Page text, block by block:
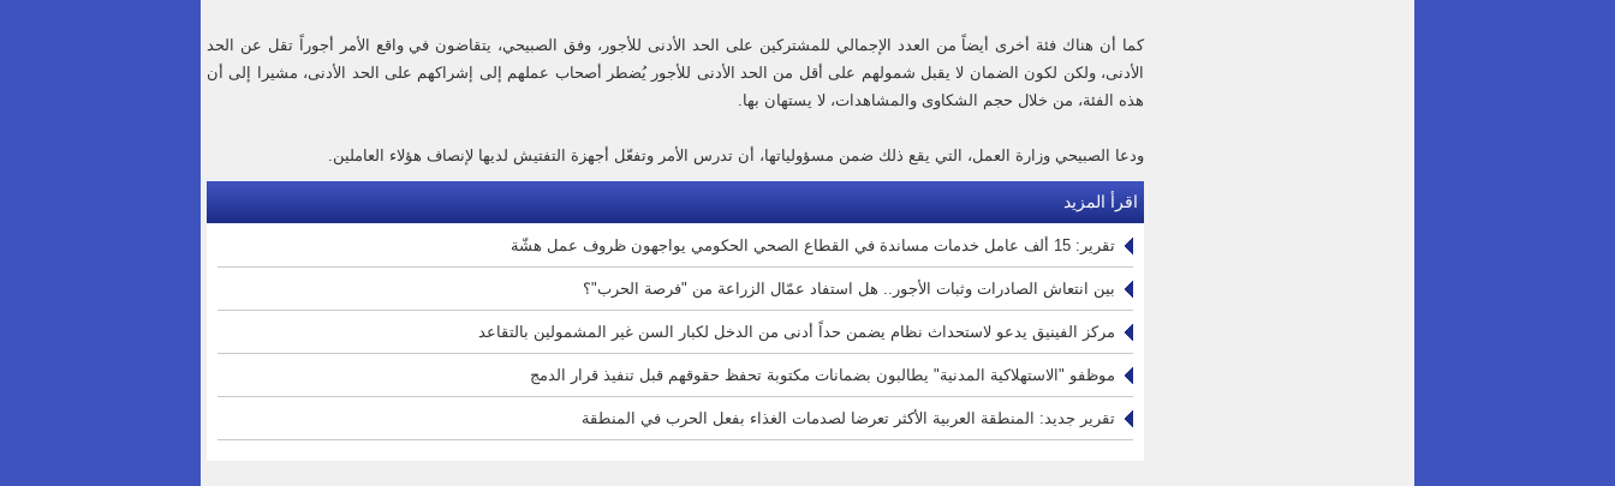
كما أن هناك فئة أخرى أيضاً من العدد الإجمالي للمشتركين على الحد الأدنى للأجور، وفق الصبيحي، يتقاضون في واقع الأمر أجوراً تقل عن الحد
الأدنى، ولكن لكون الضمان لا يقبل شمولهم على أقل من الحد الأدنى للأجور يُضطر أصحاب عملهم إلى إشراكهم على الحد الأدنى، مشيرا إلى أن
هذه الفئة، من خلال حجم الشكاوى والمشاهدات، لا يستهان بها.
ودعا الصبيحي وزارة العمل، التي يقع ذلك ضمن مسؤولياتها، أن تدرس الأمر وتفعّل أجهزة التفتيش لديها لإنصاف هؤلاء العاملين.
اقرأ المزيد
تقرير: 15 ألف عامل خدمات مساندة في القطاع الصحي الحكومي يواجهون ظروف عمل هشّة
بين انتعاش الصادرات وثبات الأجور.. هل استفاد عمّال الزراعة من "فرصة الحرب"؟
مركز الفينيق يدعو لاستحداث نظام يضمن حداً أدنى من الدخل لكبار السن غير المشمولين بالتقاعد
موظفو "الاستهلاكية المدنية" يطالبون بضمانات مكتوبة تحفظ حقوقهم قبل تنفيذ قرار الدمج
تقرير جديد: المنطقة العربية الأكثر تعرضا لصدمات الغذاء بفعل الحرب في المنطقة